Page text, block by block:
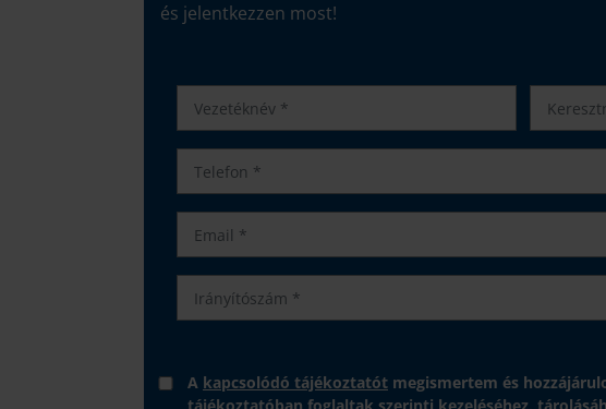
és jelentkezzen most!
A kapcsolódó tájékoztatót megismertem és